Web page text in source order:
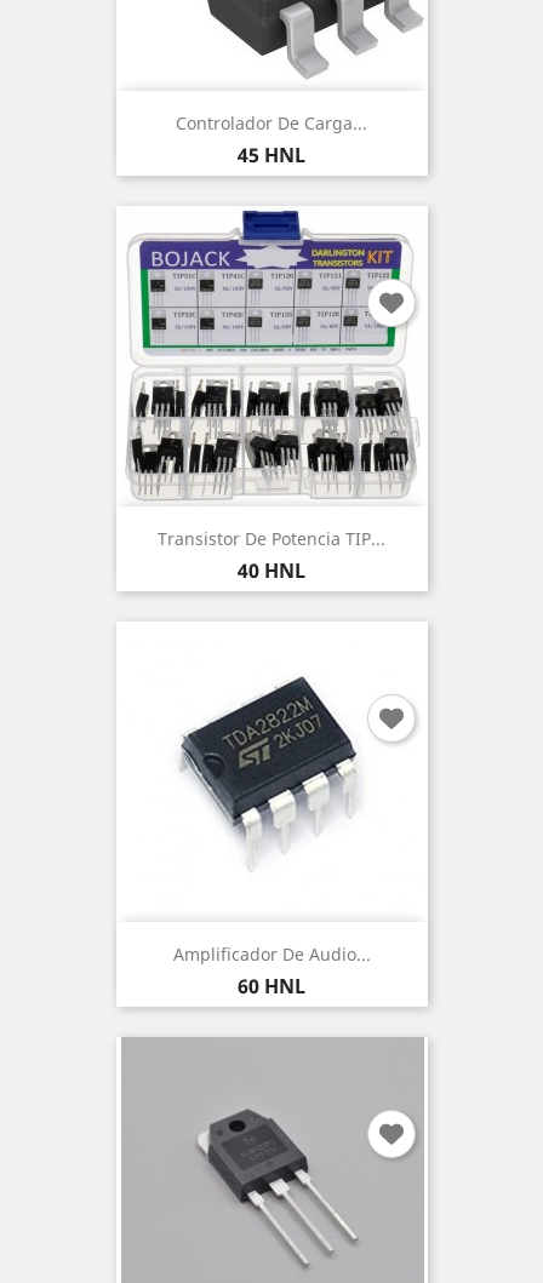
Controlador De Carga...
Precio
45 HNL
Transistor De Potencia TIP...
Precio
40 HNL
Amplificador De Audio...
Precio
60 HNL